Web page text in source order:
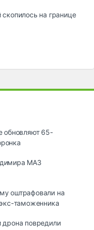
на границе
обновляют 65-
МАЗ
оштрафовали на
таможенника
дрона повредили